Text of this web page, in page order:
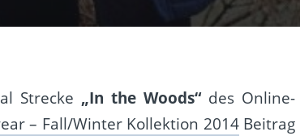
Strecke „In the Woods“des Online-
– Fall/Winter Kollektion 2014Beitrag